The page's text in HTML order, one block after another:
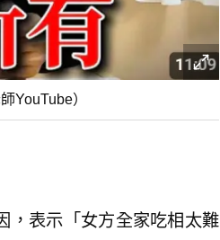
YouTube）
，表示「女方全家吃相太難